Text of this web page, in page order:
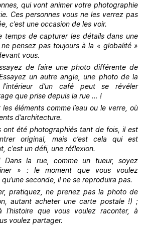
qui vont animer votre photographie
Ces personnes vous ne les verrez pas
c’est une occasion de les voir.
temps de capturer les détails dans une
pensez pas toujours à la « globalité »
vous.
de faire une photo différente de
un autre angle, une photo de la
d’un café peut se révéler
que prise depuis la rue … !
éléments comme l’eau ou le verre, où
d’architecture.
ont été photographiés tant de fois, il est
original, mais c’est cela qui est
c’est un défi, une réflexion.
Dans la rue, comme un tueur, soyez
» : le moment que vous voulez
seconde, il ne se reproduira pas.
pratiquez, ne prenez pas la photo de
autant acheter une carte postale !) ;
l’histoire que vous voulez raconter, à
voulez partager.